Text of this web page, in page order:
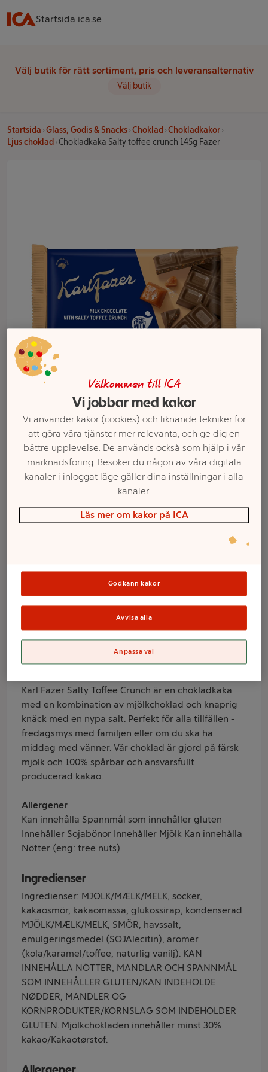
Startsida ica.se
Välj butik för rätt sortiment, pris och leveransalternativ
Välj butik
Startsida Glass, Godis & Snacks Choklad Chokladkakor
Ljus choklad Chokladkaka Salty toffee crunch 145g Fazer
Chokladkaka
crunch 145g Fazer
Varumärke
Fazer
Produktinformation
Karl Fazer Salty Toffee Crunch är en chokladkaka
med en kombination av mjölkchoklad och knaprig
knäck med en nypa salt. Perfekt för alla tillfällen -
fredagsmys med familjen eller om du ska ha
middag med vänner. Vår choklad är gjord på färsk
mjölk och 100% spårbar och ansvarsfullt
producerad kakao.
Allergener
Kan innehålla Spannmål som innehåller gluten
Innehåller Sojabönor Innehåller Mjölk Kan innehålla
Nötter (eng: tree nuts)
Ingredienser
Ingredienser: MJÖLK/MÆLK/MELK, socker,
kakaosmör, kakaomassa, glukossirap, kondenserad
MJÖLK/MÆLK/MELK, SMÖR, havssalt,
emulgeringsmedel (SOJAlecitin), aromer
(kola/karamel/toffee, naturlig vanilj). KAN
INNEHÅLLA NÖTTER, MANDLAR OCH SPANNMÅL
SOM INNEHÅLLER GLUTEN/KAN INDEHOLDE
NØDDER, MANDLER OG
KORNPRODUKTER/KORNSLAG SOM INDEHOLDER
GLUTEN. Mjölkchokladen innehåller minst 30%
kakao/Kakaotørstof.
Välj butik och handla
Sortimentet kan variera mellan butikerna
Välkommen till ICA
Vi jobbar med kakor
Vi använder kakor (cookies) och liknande tekniker för
att göra våra tjänster mer relevanta, och ge dig en
bättre upplevelse. De används också som hjälp i vår
marknadsföring. Besöker du någon av våra digitala
kanaler i inloggat läge gäller dina inställningar i alla
kanaler.
Läs mer om kakor på ICA
Godkänn kakor
Avvisa alla
Anpassa val